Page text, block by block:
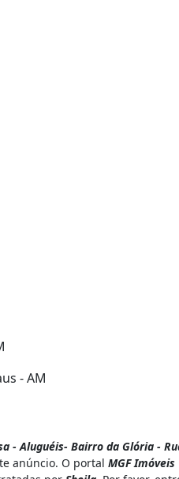
- AM
- Aluguéis- Bairro da Glória -
anúncio. O portal MGF Imóveis